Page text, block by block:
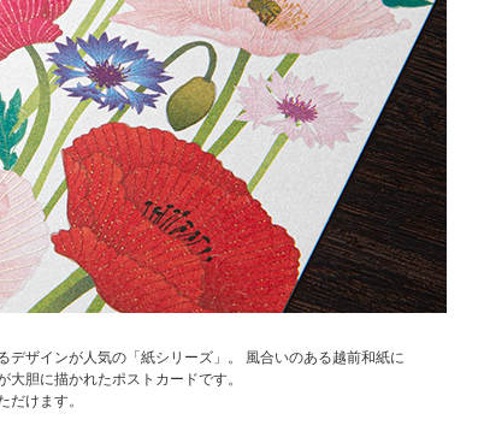
デザインが人気の「紙シリーズ」。 風合いのある越前和紙に
胆に描かれたポストカードです。
だけます。